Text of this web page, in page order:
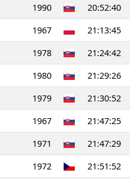
1990
20:52:40
1967
21:13:45
1978
21:24:42
1980
21:29:26
1979
21:30:52
1967
21:47:25
1971
21:47:29
1972 21:51:52